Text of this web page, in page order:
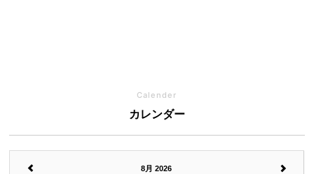
Calender
カレンダー
8月 2026